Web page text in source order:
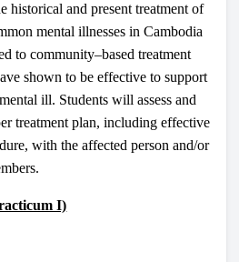
historical and present treatment of
mental illnesses in Cambodia
to community–based treatment
shown to be effective to support
ill. Students will assess and
treatment plan, including effective
with the affected person and/or
I)